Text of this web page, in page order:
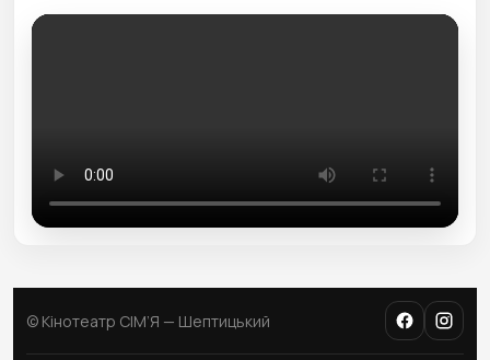
© Кінотеатр СІМ’Я — Шептицький